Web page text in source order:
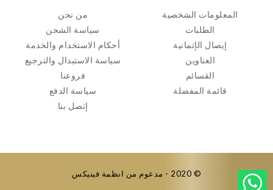
المعلومات الشخصية
الطلبات
إيصال الإتمانية
العناوين
القسائم
قائمة المفضلة
من نحن
سياسة الشحن
أحكام الاستخدام والخدمة
سياسة الاستبدال والترجيع
فروعنا
سياسة الدفع
إتصل بنا
© 2020 - مدعوم من انظمة فينيكس